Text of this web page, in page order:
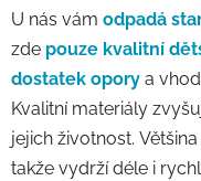
U nás vám odpadá
zde pouze kvalitní
dostatek opory a
Kvalitní materiály
jejich životnost.
takže vydrží déle i